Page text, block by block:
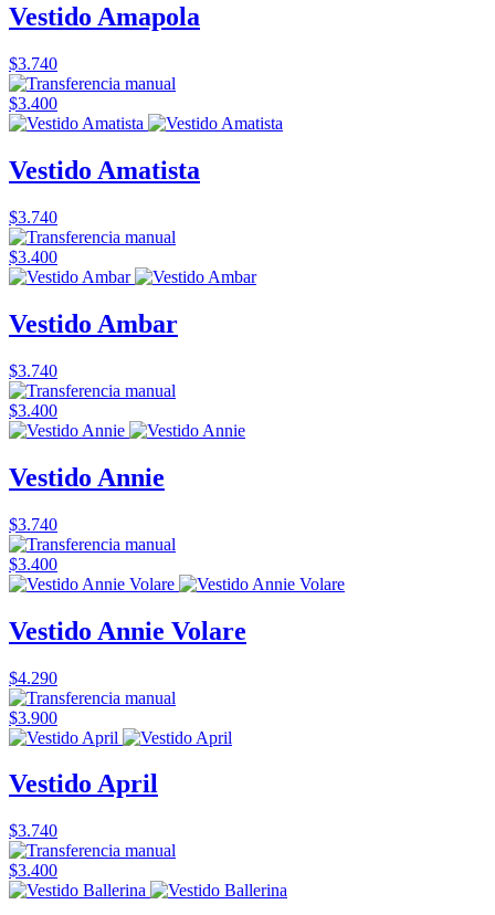
Vestido Amapola
$3.740
$3.400
Vestido Amatista
$3.740
$3.400
Vestido Ambar
$3.740
$3.400
Vestido Annie
$3.740
$3.400
Vestido Annie Volare
$4.290
$3.900
Vestido April
$3.740
$3.400